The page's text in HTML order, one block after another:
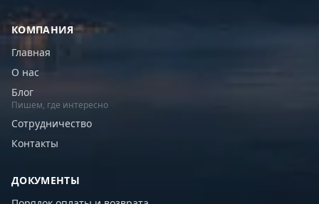
КОМПАНИЯ
Главная
О нас
Блог
Пишем, где интересно
Сотрудничество
Контакты
ДОКУМЕНТЫ